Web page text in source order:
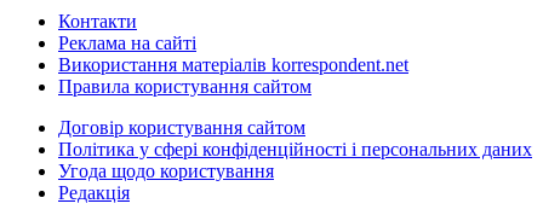
Контакти
Реклама на сайті
Використання матеріалів korrespondent.net
Правила користування сайтом
Договір користування сайтом
Політика у сфері конфіденційності і персональних даних
Угода щодо користування
Редакція